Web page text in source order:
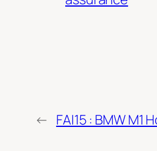
← FAI15 : BMW M1